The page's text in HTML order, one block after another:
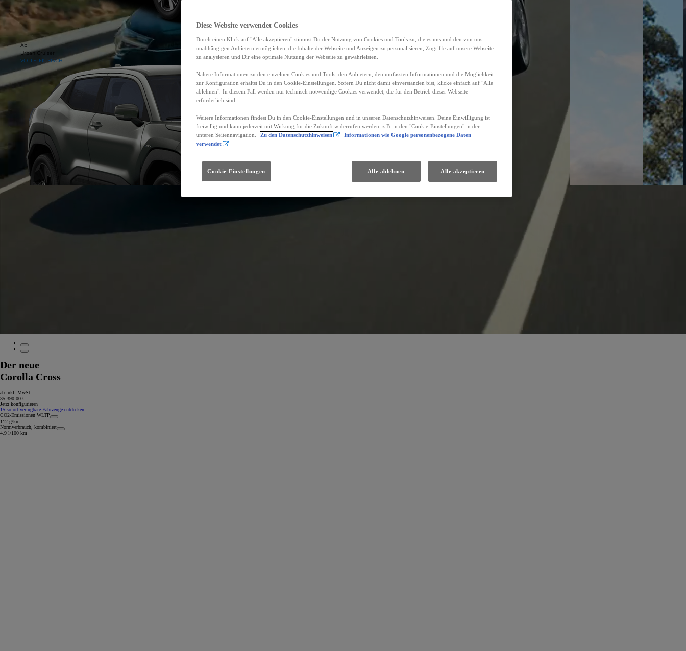
Ab
Urban Cruiser
VOLLELEKTRISCH
Der neue
Corolla Cross
ab inkl. MwSt.
35.390,00 €
Jetzt konfigurieren
15 sofort verfügbare Fahrzeuge entdecken
CO2-Emissionen WLTP
112 g/km
Normverbrauch, kombiniert
4.9 l/100 km
Diese Website verwendet Cookies
Durch einen Klick auf "Alle akzeptieren" stimmst Du der Nutzung von Cookies und Tools zu, die es uns und den von uns
unabhängigen Anbietern ermöglichen, die Inhalte der Webseite und Anzeigen zu personalisieren, Zugriffe auf unsere Webseite
zu analysieren und Dir eine optimale Nutzung der Webseite zu gewährleisten.
Nähere Informationen zu den einzelnen Cookies und Tools, den Anbietern, den umfassten Informationen und die Möglichkeit
zur Konfiguration erhältst Du in den Cookie-Einstellungen. Sofern Du nicht damit einverstanden bist, klicke einfach auf "Alle
ablehnen". In diesem Fall werden nur technisch notwendige Cookies verwendet, die für den Betrieb dieser Webseite
erforderlich sind.
Weitere Informationen findest Du in den Cookie-Einstellungen und in unseren Datenschutzhinweisen. Deine Einwilligung ist
freiwillig und kann jederzeit mit Wirkung für die Zukunft widerrufen werden, z.B. in den "Cookie-Einstellungen" in der
unteren Seitennavigation.
Zu den Datenschutzhinweisen
Informationen wie Google personenbezogene Daten
verwendet
Cookie-Einstellungen Alle ablehnen Alle akzeptieren